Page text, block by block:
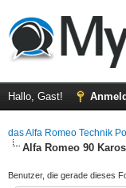
Hallo, Gast!
das Alfa Romeo Technik
Alfa Romeo 90
Benutzer, die gerade dieses